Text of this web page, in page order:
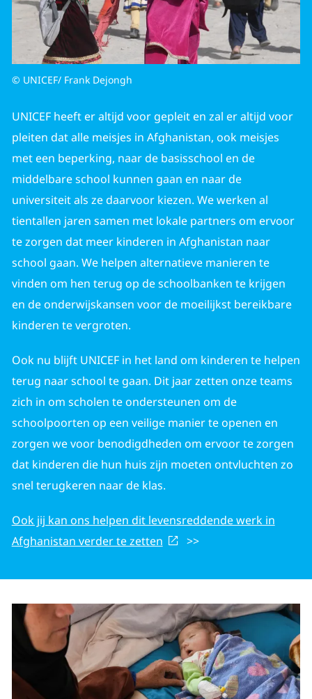
© UNICEF/ Frank Dejongh
UNICEF heeft er altijd voor gepleit en zal er altijd voor
pleiten dat alle meisjes in Afghanistan, ook meisjes
met een beperking, naar de basisschool en de
middelbare school kunnen gaan en naar de
universiteit als ze daarvoor kiezen. We werken al
tientallen jaren samen met lokale partners om ervoor
te zorgen dat meer kinderen in Afghanistan naar
school gaan. We helpen alternatieve manieren te
vinden om hen terug op de schoolbanken te krijgen
en de onderwijskansen voor de moeilijkst bereikbare
kinderen te vergroten.
Ook nu blijft UNICEF in het land om kinderen te helpen
terug naar school te gaan. Dit jaar zetten onze teams
zich in om scholen te ondersteunen om de
schoolpoorten op een veilige manier te openen en
zorgen we voor benodigdheden om ervoor te zorgen
dat kinderen die hun huis zijn moeten ontvluchten zo
snel terugkeren naar de klas.
Ook jij kan ons helpen dit levensreddende werk in
Afghanistan verder te zetten
>>